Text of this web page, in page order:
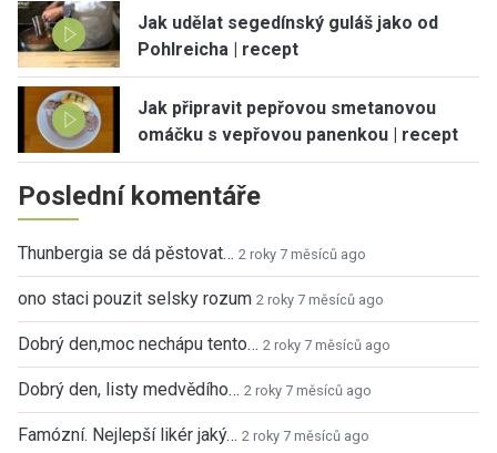
Jak udělat segedínský guláš jako od
Pohlreicha | recept
Jak připravit pepřovou smetanovou
omáčku s vepřovou panenkou | recept
Poslední komentáře
Thunbergia se dá pěstovat… 2 roky 7 měsíců ago
ono staci pouzit selsky rozum 2 roky 7 měsíců ago
Dobrý den,moc nechápu tento… 2 roky 7 měsíců ago
Dobrý den, listy medvědího… 2 roky 7 měsíců ago
Famózní. Nejlepší likér jaký… 2 roky 7 měsíců ago